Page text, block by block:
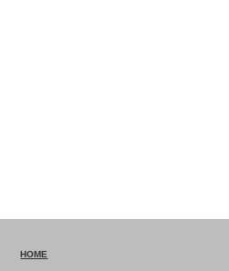
HOME